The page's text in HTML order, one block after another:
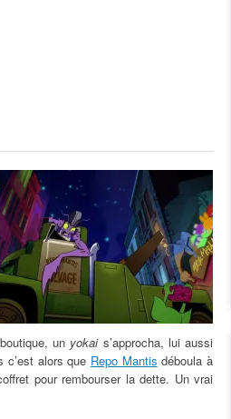
un yokais’approcha, lui aussi
c’est alors que Repo Mantis déboula à
pour rembourser la dette. Un vrai